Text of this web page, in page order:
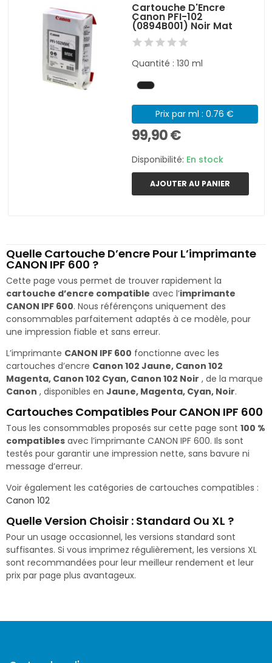
Cartouche D'Encre
Canon PFI-102
(0894B001) Noir Mat
Quantité : 130 ml
Prix par ml : 0.76 €
99,90 €
Disponibilité: En stock
AJOUTER AU PANIER
Quelle Cartouche D’encre Pour L’imprimante
CANON IPF 600 ?
Cette page vous permet de trouver rapidement la
cartouche d’encre compatible avec l’imprimante
CANON IPF 600. Nous référençons uniquement des
consommables parfaitement adaptés à ce modèle, pour
une impression fiable et sans erreur.
L’imprimante CANON IPF 600 fonctionne avec les
cartouches d’encre Canon 102 Jaune, Canon 102
Magenta, Canon 102 Cyan, Canon 102 Noir , de la marque
Canon , disponibles en Jaune, Magenta, Cyan, Noir.
Cartouches Compatibles Pour CANON IPF 600
Tous les consommables proposés sur cette page sont 100 %
compatibles avec l’imprimante CANON IPF 600. Ils sont
testés pour garantir une impression nette, sans bavure ni
message d’erreur.
Voir également les catégories de cartouches compatibles :
Canon 102
Quelle Version Choisir : Standard Ou XL ?
Pour un usage occasionnel, les versions standard sont
suffisantes. Si vous imprimez régulièrement, les versions XL
sont recommandées pour leur meilleur rendement et leur
prix par page plus avantageux.